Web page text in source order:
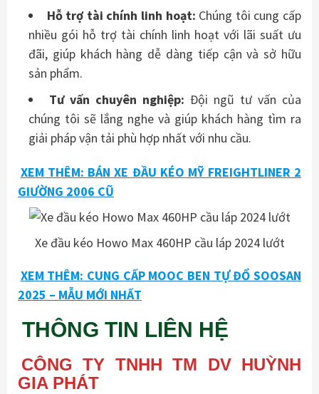
Hỗ trợ tài chính linh hoạt: Chúng tôi cung cấp
nhiều gói hỗ trợ tài chính linh hoạt với lãi suất ưu
đãi, giúp khách hàng dễ dàng tiếp cận và sở hữu
sản phẩm.
Tư vấn chuyên nghiệp: Đội ngũ tư vấn của
chúng tôi sẽ lắng nghe và giúp khách hàng tìm ra
giải pháp vận tải phù hợp nhất với nhu cầu.
XEM THÊM: BÁN XE ĐẦU KÉO MỸ FREIGHTLINER 2
GIƯỜNG 2006 CŨ
Xe đầu kéo Howo Max 460HP cầu láp 2024 lướt
XEM THÊM: CUNG CẤP MOOC BEN TỰ ĐỔ SOOSAN
2025 – MẪU MỚI NHẤT
THÔNG TIN LIÊN HỆ
CÔNG TY TNHH TM DV HUỲNH
GIA PHÁT